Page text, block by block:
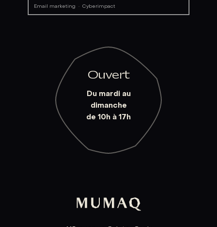
Email marketing ·Cyberimpact
Ouvert
Du mardi au
dimanche
de 10h à 17h